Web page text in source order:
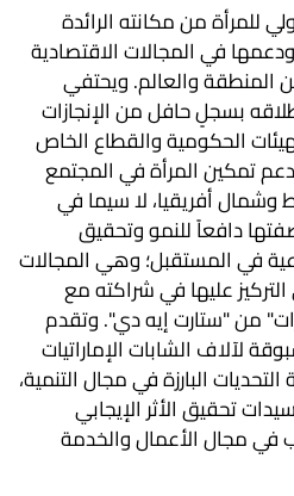
للمرأة من مكانته الرائدة
في المجالات الاقتصادية
والعالم. ويحتفي
الذكرى 25 لانطلاقه بسجلٍ حافل من الإنجازات
الحكومية والقطاع الخاص
تمكين المرأة في المجتمع
أفريقيا، لا سيما في
دافعاً للنمو وتحقيق
في المستقبل؛ وهي المجالات
عليها في شراكته مع
من "ستارت إيه دي". وتقدم
لآلاف الشابات الإماراتيات
البارزة في مجال التنمية،
تحقيق الأثر الإيجابي
مجال الأعمال والخدمة